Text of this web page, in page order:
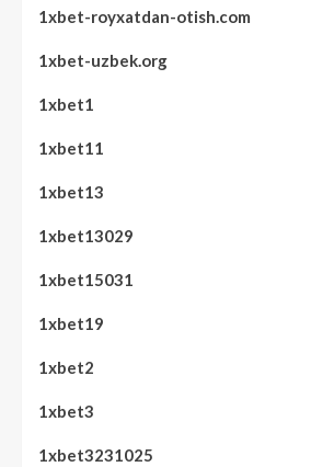
1xbet-royxatdan-otish.com
1xbet-uzbek.org
1xbet1
1xbet11
1xbet13
1xbet13029
1xbet15031
1xbet19
1xbet2
1xbet3
1xbet3231025